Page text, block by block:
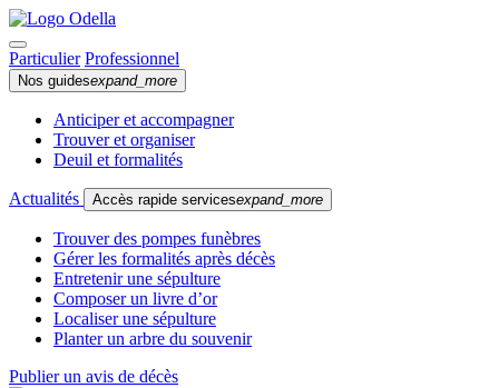
Particulier Professionnel
Nos guidesexpand_more
Anticiper et accompagner
Trouver et organiser
Deuil et formalités
Actualités Accès rapide servicesexpand_more
Trouver des pompes funèbres
Gérer les formalités après décès
Entretenir une sépulture
Composer un livre d’or
Localiser une sépulture
Planter un arbre du souvenir
Publier un avis de décès